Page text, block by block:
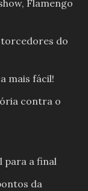
Flamengo
do
mais fácil!
contra o
para a final
da